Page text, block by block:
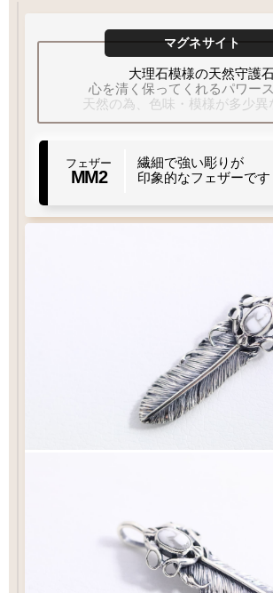
チェーン太さ
細目
太目
細目
1枚フェザー
ペンダント
フェザーもチェーンも選び
（2）ペンダントの状態でお届け
フェザー
お好みのチェーンをお選び下さい
Wフェザー
ペンダント
マグネサイト
大理石模様の天然守護
心を清く保ってくれるパワー
天然の為、色味・模様が多少異
フェザー
MM2
繊細で強い彫りが
印象的なフェザーです